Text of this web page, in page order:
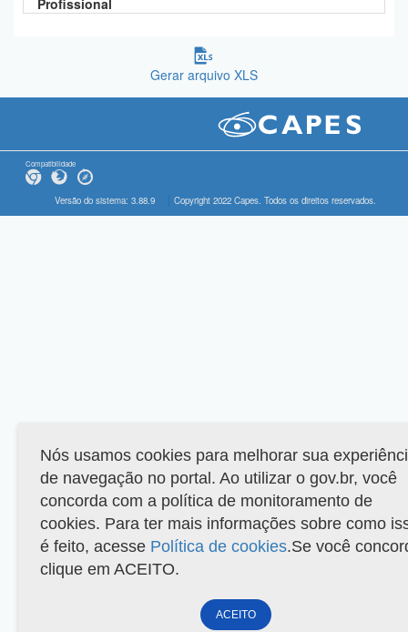
Profissional
Gerar arquivo XLS
Compatibilidade
Versão do sistema: 3.88.9 Copyright 2022 Capes. Todos os direitos reservados.
Nós usamos cookies para melhorar sua
de navegação no portal. Ao utilizar o gov.br, você
concorda com a política de monitoramento de
cookies. Para ter mais informações sobre como
é feito, acesse Política de cookies.Se você
clique em ACEITO.
ACEITO